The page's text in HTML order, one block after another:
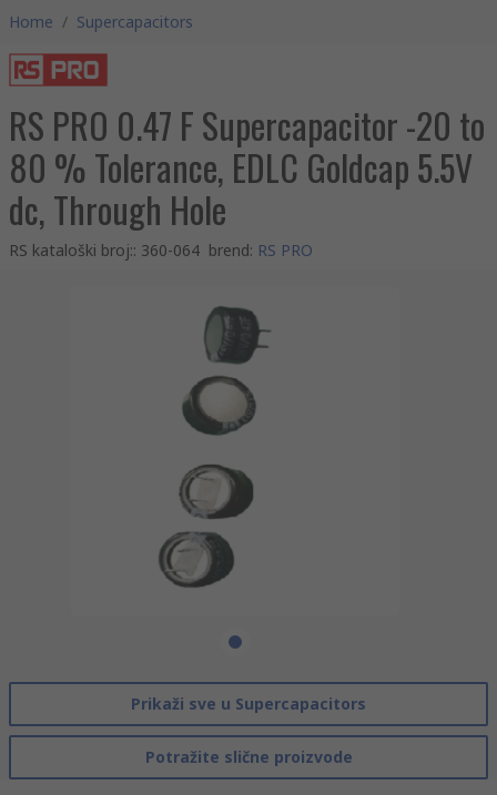
Home / Supercapacitors
RS PRO 0.47 F Supercapacitor -20 to
80 % Tolerance, EDLC Goldcap 5.5V
dc, Through Hole
RS kataloški broj:: 360-064 brend: RS PRO
Prikaži sve u Supercapacitors
Potražite slične proizvode